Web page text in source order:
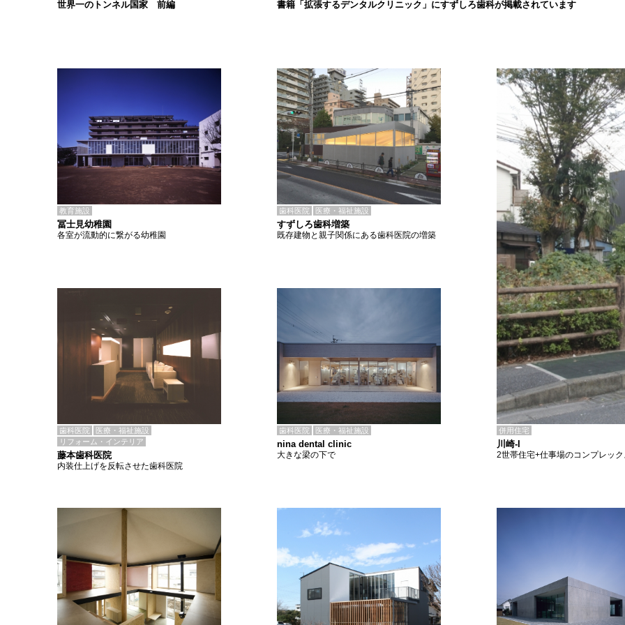
書籍「拡張するデンタルクリニック」にすずしろ歯科が掲載されています
世界一のトンネル国家 前編
教育施設
冨士見幼稚園
各室が流動的に繋がる幼稚園
歯科医院 医療・福祉施設
すずしろ歯科増築
既存建物と親子関係にある歯科医院の増築
歯科医院
医療・福祉施設
リフォーム・インテリア
藤本歯科医院
内装仕上げを反転させた歯科医院
歯科医院 医療・福祉施設
nina dental clinic
大きな梁の下で
併用住宅
川崎-I
2世帯住宅+仕事場のコンプレッ